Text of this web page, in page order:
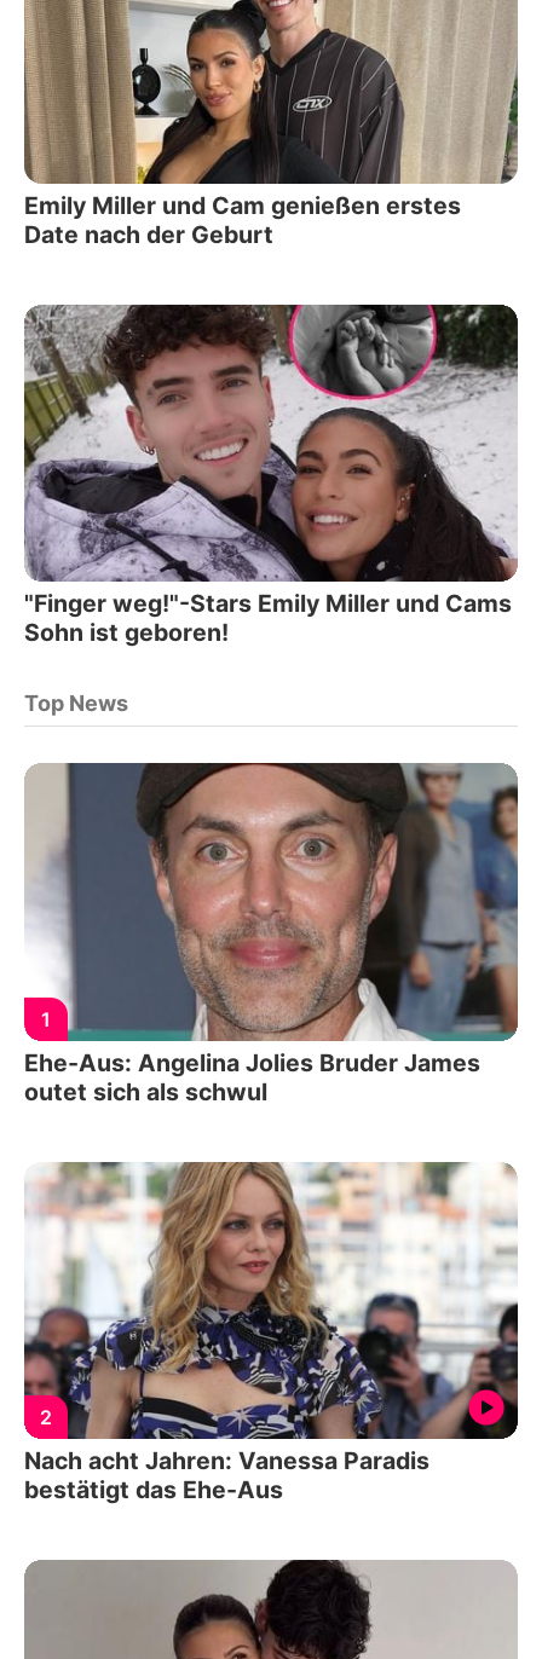
Emily Miller und Cam genießen erstes
Date nach der Geburt
"Finger weg!"-Stars Emily Miller und Cams
Sohn ist geboren!
Top News
1
Ehe-Aus: Angelina Jolies Bruder James
outet sich als schwul
2
Nach acht Jahren: Vanessa Paradis
bestätigt das Ehe-Aus